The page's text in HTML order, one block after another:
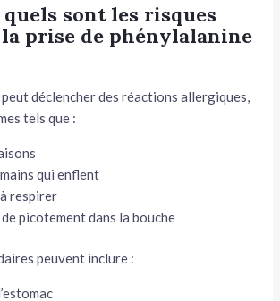
sont les risques
la prise de phénylalanine
déclencher des réactions allergiques,
tels que :
qui enflent
respirer
picotement dans la bouche
peuvent inclure :